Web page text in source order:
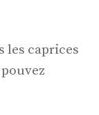
les caprices